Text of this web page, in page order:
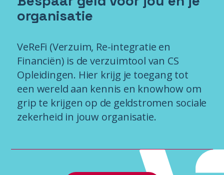
organisatie
VeReFi (Verzuim, Re-integratie en
Financiën) is de verzuimtool van CS
Opleidingen. Hier krijg je toegang tot
een wereld aan kennis en knowhow om
grip te krijgen op de geldstromen sociale
zekerheid in jouw organisatie.